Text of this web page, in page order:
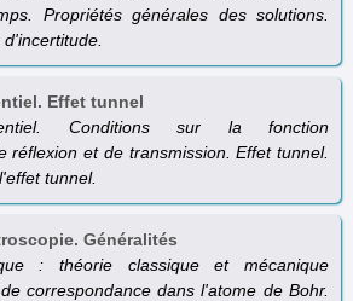
Propriétés générales des solutions.
Effet tunnel
Conditions sur la fonction
réflexion et de transmission. Effet tunnel.
tunnel.
Généralités
: théorie classique et mécanique
correspondance dans l'atome de Bohr.